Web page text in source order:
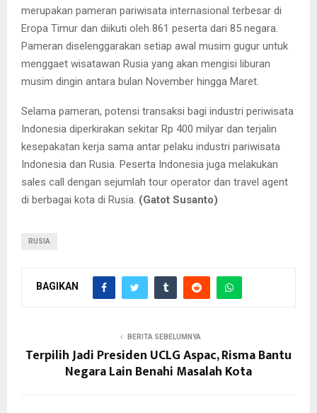
merupakan pameran pariwisata internasional terbesar di
Eropa Timur dan diikuti oleh 861 peserta dari 85 negara.
Pameran diselenggarakan setiap awal musim gugur untuk
menggaet wisatawan Rusia yang akan mengisi liburan
musim dingin antara bulan November hingga Maret.
Selama pameran, potensi transaksi bagi industri periwisata
Indonesia diperkirakan sekitar Rp 400 milyar dan terjalin
kesepakatan kerja sama antar pelaku industri pariwisata
Indonesia dan Rusia. Peserta Indonesia juga melakukan
sales call dengan sejumlah tour operator dan travel agent
di berbagai kota di Rusia. (Gatot Susanto)
RUSIA
BAGIKAN
BERITA SEBELUMNYA
Terpilih Jadi Presiden UCLG Aspac, Risma Bantu
Negara Lain Benahi Masalah Kota